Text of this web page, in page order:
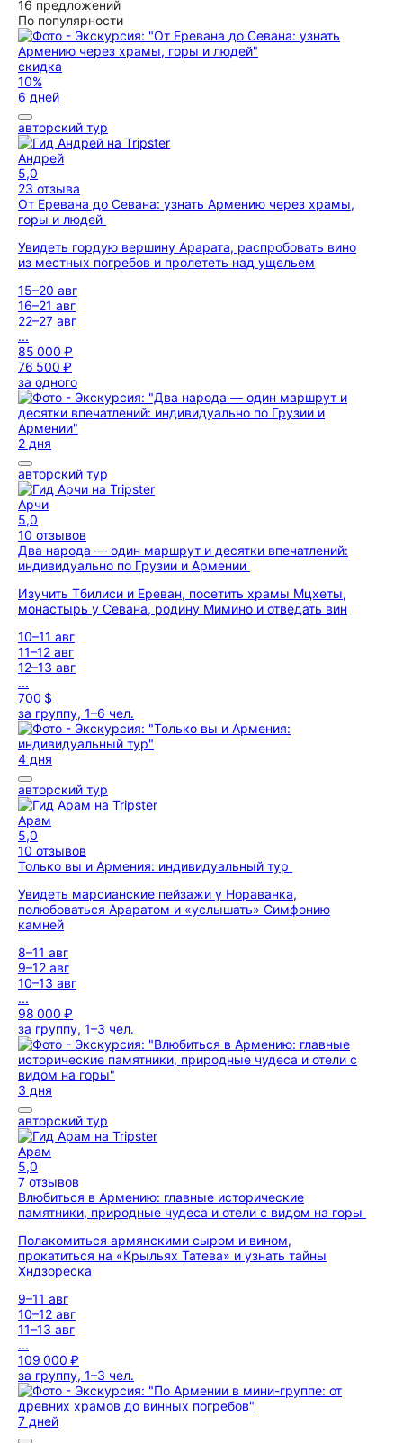
16 предложений
По популярности
скидка
10%
6 дней
авторский тур
Андрей
5,0
23 отзыва
От Еревана до Севана: узнать Армению через храмы,
горы и людей
Увидеть гордую вершину Арарата, распробовать вино
из местных погребов и пролететь над ущельем
15–20 авг
16–21 авг
22–27 авг
...
85 000 ₽
76 500 ₽
за одного
2 дня
авторский тур
Арчи
5,0
10 отзывов
Два народа — один маршрут и десятки впечатлений:
индивидуально по Грузии и Армении
Изучить Тбилиси и Ереван, посетить храмы Мцхеты,
монастырь у Севана, родину Мимино и отведать вин
10–11 авг
11–12 авг
12–13 авг
...
700 $
за группу, 1–6 чел.
4 дня
авторский тур
Арам
5,0
10 отзывов
Только вы и Армения: индивидуальный тур
Увидеть марсианские пейзажи у Нораванка,
полюбоваться Араратом и «услышать» Симфонию
камней
8–11 авг
9–12 авг
10–13 авг
...
98 000 ₽
за группу, 1–3 чел.
3 дня
авторский тур
Арам
5,0
7 отзывов
Влюбиться в Армению: главные исторические
памятники, природные чудеса и отели с видом на горы
Полакомиться армянскими сыром и вином,
прокатиться на «Крыльях Татева» и узнать тайны
Хндзореска
9–11 авг
10–12 авг
11–13 авг
...
109 000 ₽
за группу, 1–3 чел.
7 дней